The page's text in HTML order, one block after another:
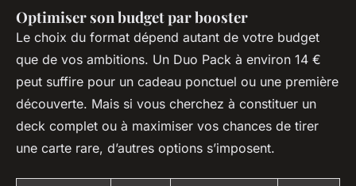
Optimiser son budget par booster
Le choix du format dépend autant de votre budget
que de vos ambitions. Un Duo Pack à environ 14 €
peut suffire pour un cadeau ponctuel ou une première
découverte. Mais si vous cherchez à constituer un
deck complet ou à maximiser vos chances de tirer
une carte rare, d’autres options s’imposent.